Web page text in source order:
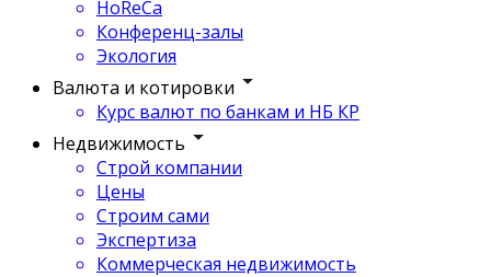
HoReCa
Конференц-залы
Экология
Валюта и котировки
Курс валют по банкам и НБ КР
Недвижимость
Строй компании
Цены
Строим сами
Экспертиза
Коммерческая недвижимость